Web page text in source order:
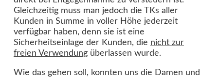
Gleichzeitig muss man jedoch die TKs aller
Kunden in Summe in voller Höhe jederzeit
verfügbar haben, denn sie ist eine
Sicherheitseinlage der Kunden, die nicht zur
freien Verwendung überlassen wurde.
Wie das gehen soll, konnten uns die Damen und